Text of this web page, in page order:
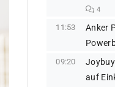
4
11:53
Anker
09:20
Joybuy
auf